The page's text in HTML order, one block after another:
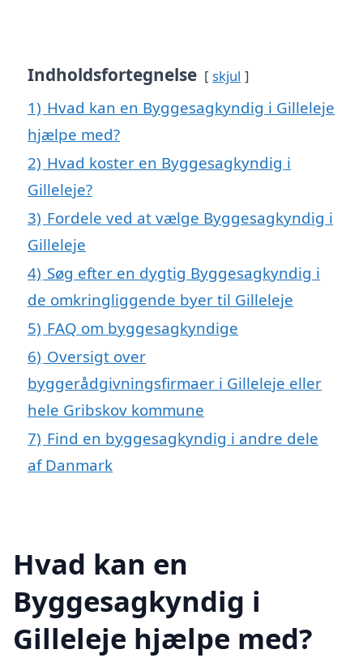
Indholdsfortegnelse skjul
1) Hvad kan en Byggesagkyndig i Gilleleje
hjælpe med?
2) Hvad koster en Byggesagkyndig i
Gilleleje?
3) Fordele ved at vælge Byggesagkyndig i
Gilleleje
4) Søg efter en dygtig Byggesagkyndig i
de omkringliggende byer til Gilleleje
5) FAQ om byggesagkyndige
6) Oversigt over
byggerådgivningsfirmaer i Gilleleje eller
hele Gribskov kommune
7) Find en byggesagkyndig i andre dele
af Danmark
Hvad kan en
Byggesagkyndig i
Gilleleje hjælpe med?